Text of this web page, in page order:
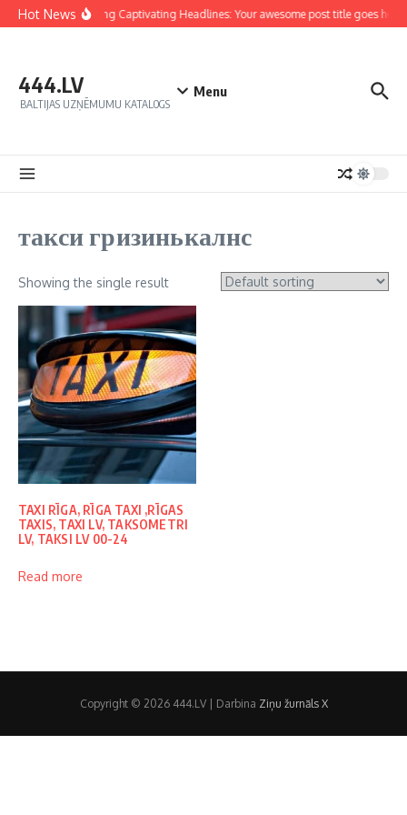
Hot NewsCrafting Captivating Headlines: Your awesome post title goes here
444.LV
BALTIJAS UZŅĒMUMU KATALOGS
Menu
такси гризинькалнс
Showing the single result
TAXI RĪGA, RĪGA TAXI ,RĪGAS
TAXIS, TAXI LV, TAKSOMETRI
LV, TAKSI LV 00-24
Read more
Copyright © 2026 444.LV | Darbina Ziņu žurnāls X